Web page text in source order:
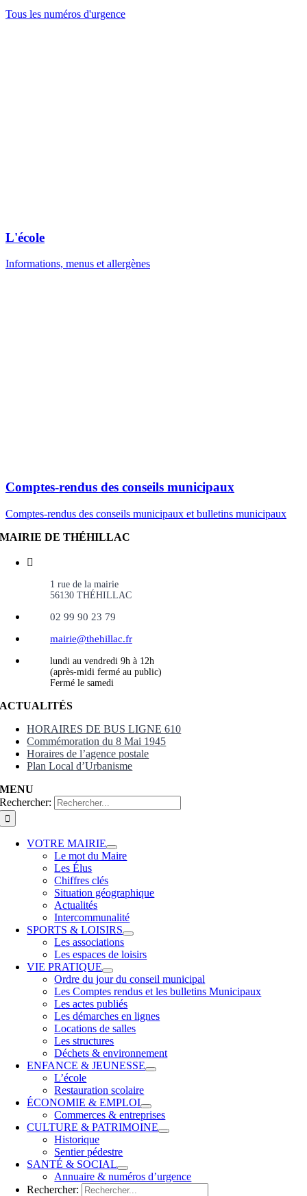
Tous les numéros d'urgence
L'école
Informations, menus et allergènes
Comptes-rendus des conseils municipaux
Comptes-rendus des conseils municipaux et bulletins municipaux
MAIRIE DE THÉHILLAC
1 rue de la mairie
56130 THÉHILLAC
02 99 90 23 79
mairie@thehillac.fr
lundi au vendredi 9h à 12h
(après-midi fermé au public)
Fermé le samedi
ACTUALITÉS
HORAIRES DE BUS LIGNE 610
Commémoration du 8 Mai 1945
Horaires de l’agence postale
Plan Local d’Urbanisme
MENU
Rechercher:
VOTRE MAIRIE
Le mot du Maire
Les Élus
Chiffres clés
Situation géographique
Actualités
Intercommunalité
SPORTS & LOISIRS
Les associations
Les espaces de loisirs
VIE PRATIQUE
Ordre du jour du conseil municipal
Les Comptes rendus et les bulletins Municipaux
Les actes publiés
Les démarches en lignes
Locations de salles
Les structures
Déchets & environnement
ENFANCE & JEUNESSE
L’école
Restauration scolaire
ÉCONOMIE & EMPLOI
Commerces & entreprises
CULTURE & PATRIMOINE
Historique
Sentier pédestre
SANTÉ & SOCIAL
Annuaire & numéros d’urgence
Rechercher: